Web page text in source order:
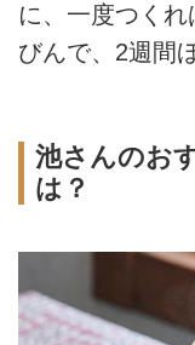
に、一度つく
びんで、2週間
池さんのお
は？